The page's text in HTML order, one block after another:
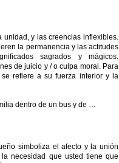
unidad,y las creencias inflexibles.
la permanencia ylas actitudes
sagrados ymágicos.
de juicio y/ o culpa moral. Para
se refiere a su fuerza interior yla
dentro de un bus y de …
simboliza el afecto yla unión
necesidad que usted tiene que